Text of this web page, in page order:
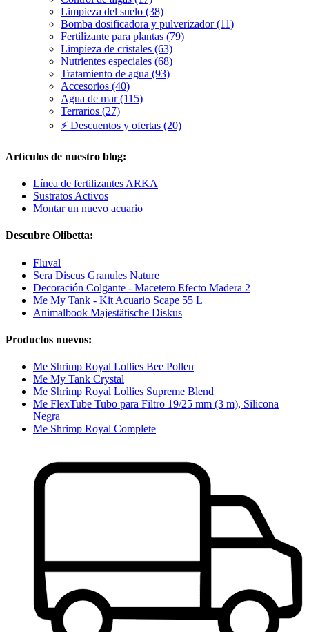
Limpieza del suelo (38)
Bomba dosificadora y pulverizador (11)
Fertilizante para plantas (79)
Limpieza de cristales (63)
Nutrientes especiales (68)
Tratamiento de agua (93)
Accesorios (40)
Agua de mar (115)
Terrarios (27)
⚡ Descuentos y ofertas (20)
Artículos de nuestro blog:
Línea de fertilizantes ARKA
Sustratos Activos
Montar un nuevo acuario
Descubre Olibetta:
Fluval
Sera Discus Granules Nature
Decoración Colgante - Macetero Efecto Madera 2
Me My Tank - Kit Acuario Scape 55 L
Animalbook Majestätische Diskus
Productos nuevos:
Me Shrimp Royal Lollies Bee Pollen
Me My Tank Crystal
Me Shrimp Royal Lollies Supreme Blend
Me FlexTube Tubo para Filtro 19/25 mm (3 m), Silicona
Negra
Me Shrimp Royal Complete